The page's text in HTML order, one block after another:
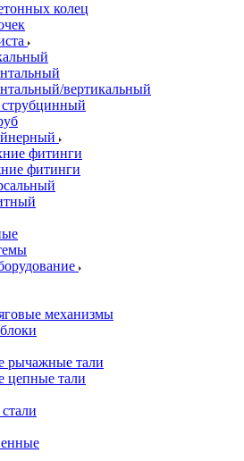
колец
вертикальный
струбцинный
фитинги
фитинги
механизмы
рычажные тали
цепные тали